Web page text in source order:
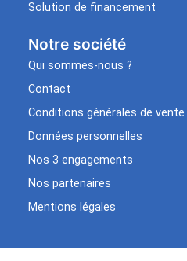
Solution de financement
Notre société
Qui sommes-nous ?
Contact
Conditions générales de vente
Données personnelles
Nos 3 engagements
Nos partenaires
Mentions légales